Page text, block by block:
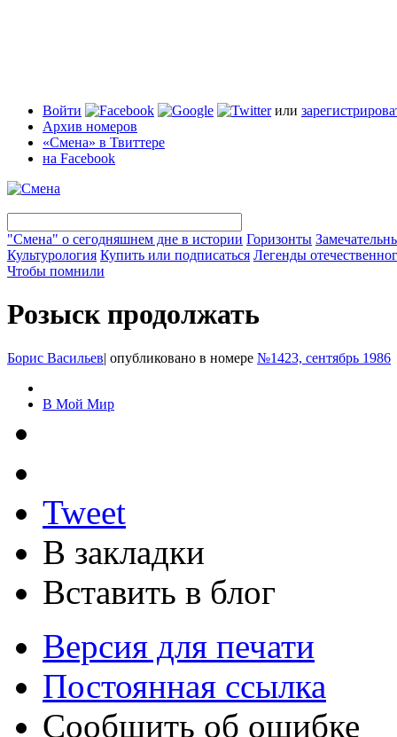
Войти или
Архив номеров
«Смена» в Твиттере
на Facebook
"Смена" о сегодняшнем дне в истории Горизонты
Культурология Купить или подписаться Легенды
Чтобы помнили
Розыск продолжать
Борис Васильев| опубликовано в номере №1423, сентябрь 1986
В Мой Мир
Tweet
В закладки
Вставить в блог
Версия для печати
Постоянная ссылка
Сообщить об ошибке